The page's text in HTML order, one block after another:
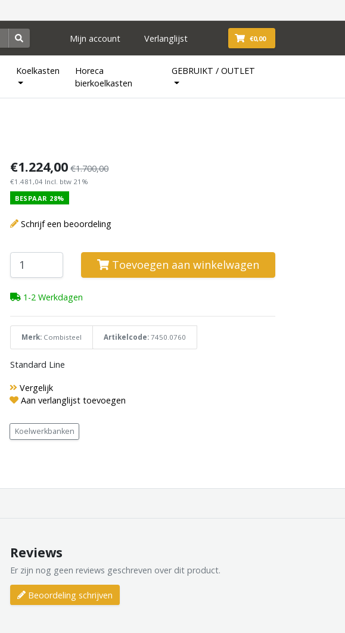
Mijn account Verlanglijst €0,00
Koelkasten
Horeca
bierkoelkasten
GEBRUIKT / OUTLET
€1.224,00 €1.700,00
€1.481,04 Incl. btw 21%
BESPAAR 28%
Schrijf een beoordeling
Toevoegen aan winkelwagen
1-2 Werkdagen
Merk: Combisteel Artikelcode: 7450.0760
Standard Line
Vergelijk
Aan verlanglijst toevoegen
Koelwerkbanken
Reviews
Er zijn nog geen reviews geschreven over dit product.
Beoordeling schrijven